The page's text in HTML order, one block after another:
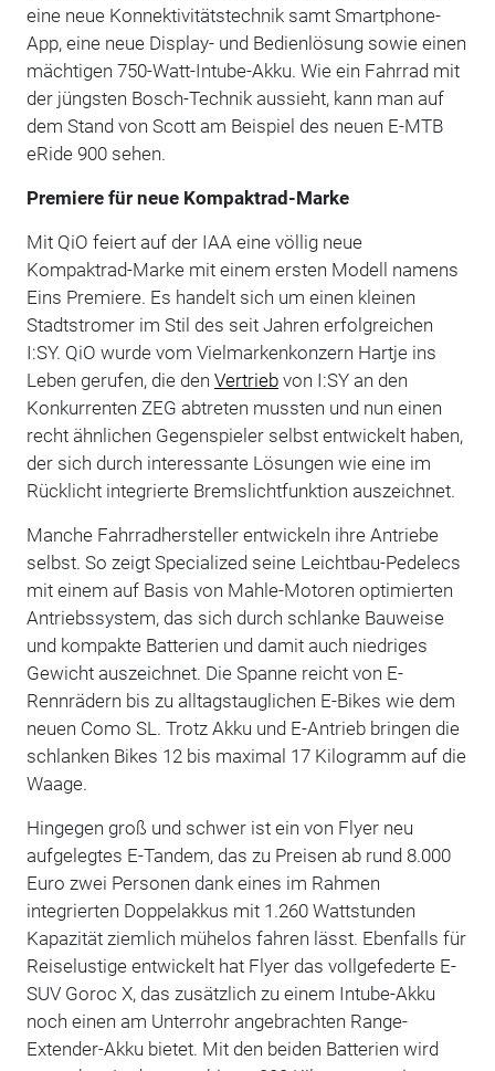
eine neue Konnektivitätstechnik samt Smartphone-
App, eine neue Display- und Bedienlösung sowie einen
mächtigen 750-Watt-Intube-Akku. Wie ein Fahrrad mit
der jüngsten Bosch-Technik aussieht, kann man auf
dem Stand von Scott am Beispiel des neuen E-MTB
eRide 900 sehen.
Premiere für neue Kompaktrad-Marke
Mit QiO feiert auf der IAA eine völlig neue
Kompaktrad-Marke mit einem ersten Modell namens
Eins Premiere. Es handelt sich um einen kleinen
Stadtstromer im Stil des seit Jahren erfolgreichen
I:SY. QiO wurde vom Vielmarkenkonzern Hartje ins
Leben gerufen, die den Vertriebvon I:SY an den
Konkurrenten ZEG abtreten mussten und nun einen
recht ähnlichen Gegenspieler selbst entwickelt haben,
der sich durch interessante Lösungen wie eine im
Rücklicht integrierte Bremslichtfunktion auszeichnet.
Manche Fahrradhersteller entwickeln ihre Antriebe
selbst. So zeigt Specialized seine Leichtbau-Pedelecs
mit einem auf Basis von Mahle-Motoren optimierten
Antriebssystem, das sich durch schlanke Bauweise
und kompakte Batterien und damit auch niedriges
Gewicht auszeichnet. Die Spanne reicht von E-
Rennrädern bis zu alltagstauglichen E-Bikes wie dem
neuen Como SL. Trotz Akku und E-Antrieb bringen die
schlanken Bikes 12 bis maximal 17 Kilogramm auf die
Waage.
Hingegen groß und schwer ist ein von Flyer neu
aufgelegtes E-Tandem, das zu Preisen ab rund 8.000
Euro zwei Personen dank eines im Rahmen
integrierten Doppelakkus mit 1.260 Wattstunden
Kapazität ziemlich mühelos fahren lässt. Ebenfalls für
Reiselustige entwickelt hat Flyer das vollgefederte E-
SUV Goroc X, das zusätzlich zu einem Intube-Akku
noch einen am Unterrohr angebrachten Range-
Extender-Akku bietet. Mit den beiden Batterien wird